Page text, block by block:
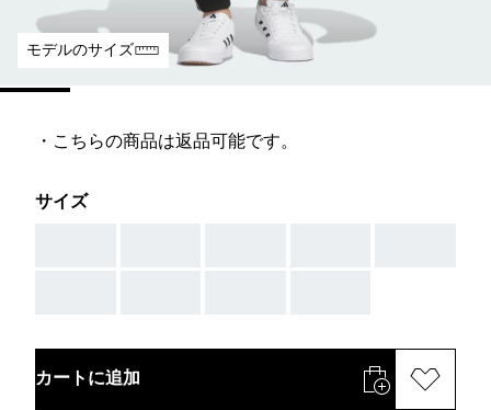
モデルのサイズ
・こちらの商品は返品可能です。
サイズ
カートに追加